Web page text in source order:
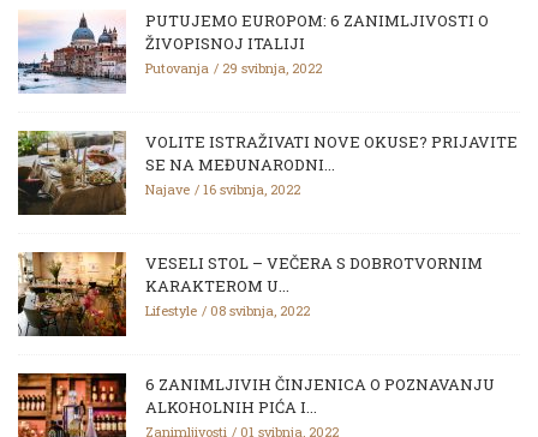
PUTUJEMO EUROPOM: 6 ZANIMLJIVOSTI O
ŽIVOPISNOJ ITALIJI
Putovanja 29 svibnja, 2022
VOLITE ISTRAŽIVATI NOVE OKUSE? PRIJAVITE
SE NA MEĐUNARODNI...
Najave 16 svibnja, 2022
VESELI STOL – VEČERA S DOBROTVORNIM
KARAKTEROM U...
Lifestyle 08 svibnja, 2022
6 ZANIMLJIVIH ČINJENICA O POZNAVANJU
ALKOHOLNIH PIĆA I...
Zanimljivosti 01 svibnja, 2022